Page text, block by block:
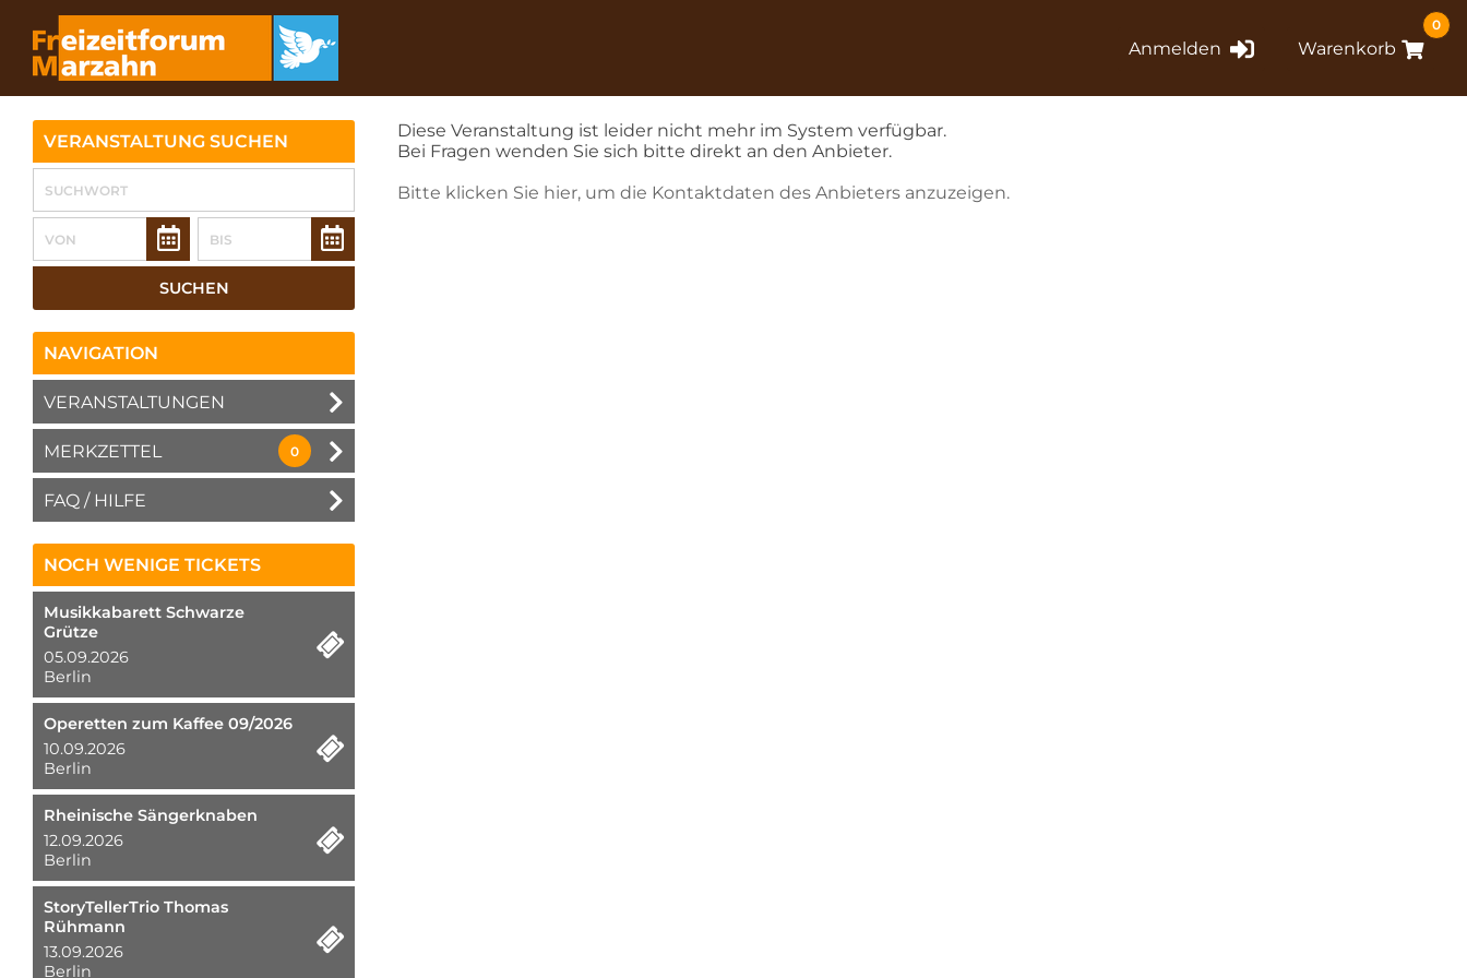
Anmelden Warenkorb
0
VERANSTALTUNG SUCHEN
NAVIGATION
VERANSTALTUNGEN
MERKZETTEL 0
FAQ / HILFE
NOCH WENIGE TICKETS
Musikkabarett Schwarze
Grütze
05.09.2026
Berlin
Operetten zum Kaffee 09/2026
10.09.2026
Berlin
Rheinische Sängerknaben
12.09.2026
Berlin
StoryTellerTrio Thomas
Rühmann
13.09.2026
Berlin
Diese Veranstaltung ist leider nicht mehr im System verfügbar.
Bei Fragen wenden Sie sich bitte direkt an den Anbieter.
Bitte klicken Sie hier, um die Kontaktdaten des Anbieters anzuzeigen.